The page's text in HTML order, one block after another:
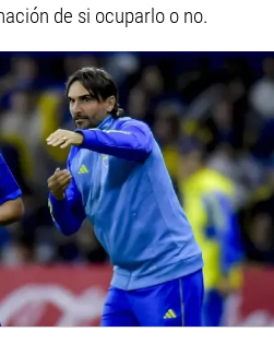
de si ocuparlo o no.